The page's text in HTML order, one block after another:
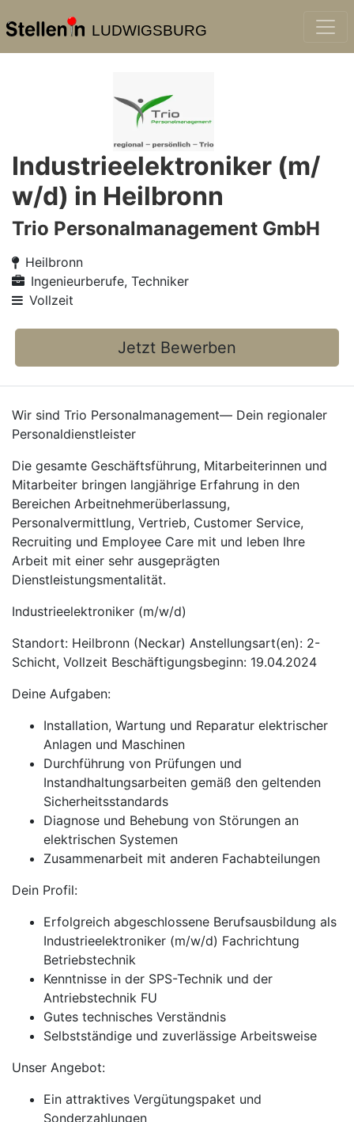
LUDWIGSBURG
Industrieelektroniker (m/
w/d) in Heilbronn
Trio Personalmanagement GmbH
Heilbronn
Ingenieurberufe, Techniker
Vollzeit
Jetzt Bewerben
Wir sind Trio Personalmanagement— Dein regionaler
Personaldienstleister
Die gesamte Geschäftsführung, Mitarbeiterinnen und
Mitarbeiter bringen langjährige Erfahrung in den
Bereichen Arbeitnehmerüberlassung,
Personalvermittlung, Vertrieb, Customer Service,
Recruiting und Employee Care mit und leben Ihre
Arbeit mit einer sehr ausgeprägten
Dienstleistungsmentalität.
Industrieelektroniker (m/w/d)
Standort: Heilbronn (Neckar) Anstellungsart(en): 2-
Schicht, Vollzeit Beschäftigungsbeginn: 19.04.2024
Deine Aufgaben:
Installation, Wartung und Reparatur elektrischer
Anlagen und Maschinen
Durchführung von Prüfungen und
Instandhaltungsarbeiten gemäß den geltenden
Sicherheitsstandards
Diagnose und Behebung von Störungen an
elektrischen Systemen
Zusammenarbeit mit anderen Fachabteilungen
Dein Profil:
Erfolgreich abgeschlossene Berufsausbildung als
Industrieelektroniker (m/w/d) Fachrichtung
Betriebstechnik
Kenntnisse in der SPS-Technik und der
Antriebstechnik FU
Gutes technisches Verständnis
Selbstständige und zuverlässige Arbeitsweise
Unser Angebot:
Ein attraktives Vergütungspaket und
Sonderzahlungen